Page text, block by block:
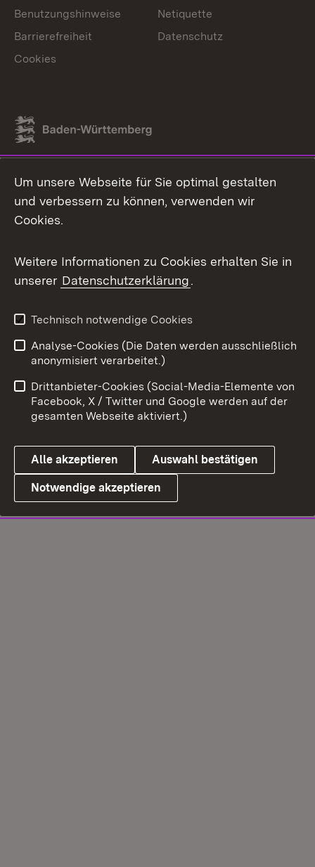
Link zum Landesportal
Benutzungshinweise
Netiquette
Barrierefreiheit
Datenschutz
Cookies
Um unsere Webseite für Sie optimal gestalten
und verbessern zu können, verwenden wir
Cookies.
Weitere Informationen zu Cookies erhalten Sie in
unserer Datenschutzerklärung.
Technisch notwendige Cookies
Analyse-Cookies (Die Daten werden ausschließlich
anonymisiert verarbeitet.)
Drittanbieter-Cookies (Social-Media-Elemente von
Facebook, X / Twitter und Google werden auf der
gesamten Webseite aktiviert.)
Alle akzeptieren Auswahl bestätigen
Notwendige akzeptieren